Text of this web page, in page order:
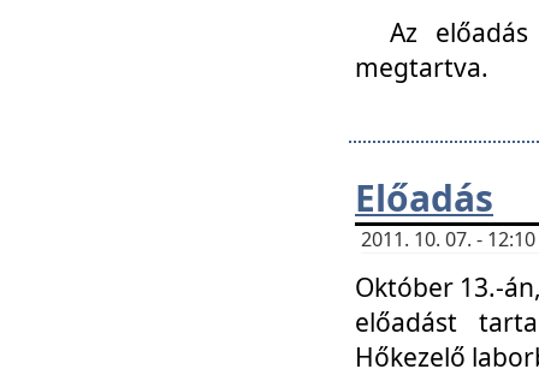
Az
megtartva.
Előadás
2011. 10. 07. -
Október 13.-
előadást
Hőkezelő